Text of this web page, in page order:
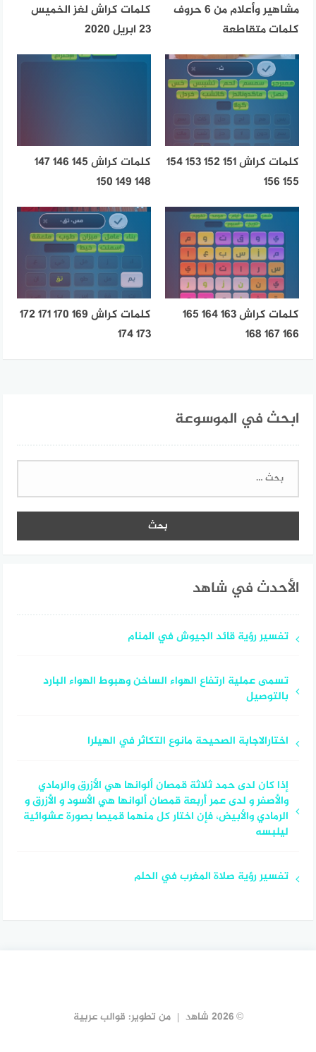
مشاهير وأعلام من 6 حروف
كلمات متقاطعة
كلمات كراش لغز الخميس
23 ابريل 2020
كلمات كراش 151 152 153 154
155 156
كلمات كراش 145 146 147
148 149 150
كلمات كراش 163 164 165
166 167 168
كلمات كراش 169 170 171 172
173 174
ابحث في الموسوعة
البحث
الأحدث في شاهد
تفسير رؤية قائد الجيوش في المنام
تسمى عملية ارتفاع الهواء الساخن وهبوط الهواء البارد
بالتوصيل
اختارالاجابة الصحيحة مانوع التكاثر في الهيلرا
إذا كان لدى حمد ثلاثة قمصان ألوانها هي الأزرق والرمادي
والأصفر و لدى عمر أربعة قمصان ألوانها هي الأسود و الأزرق و
الرمادي والأبيض، فإن اختار كل منهما قميصا بصورة عشوائية
ليلبسه
تفسير رؤية صلاة المغرب في الحلم
© 2026 شاهد من تطوير: قوالب عربية